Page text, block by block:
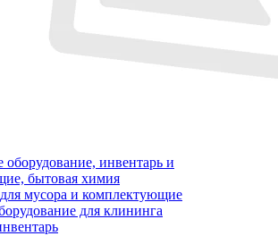
инвентарь и
бытовая химия
мусора и комплектующие
для клининга